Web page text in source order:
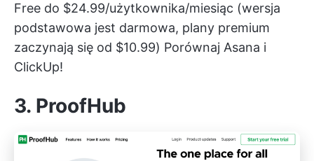
Free do $24.99/użytkownika/miesiąc (wersja
podstawowa jest darmowa, plany premium
zaczynają się od $10.99) Porównaj Asana i
ClickUp!
3. ProofHub